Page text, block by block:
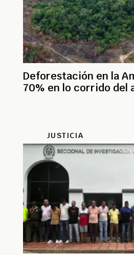
Deforestación en la
70% en lo corrido del
JUSTICIA